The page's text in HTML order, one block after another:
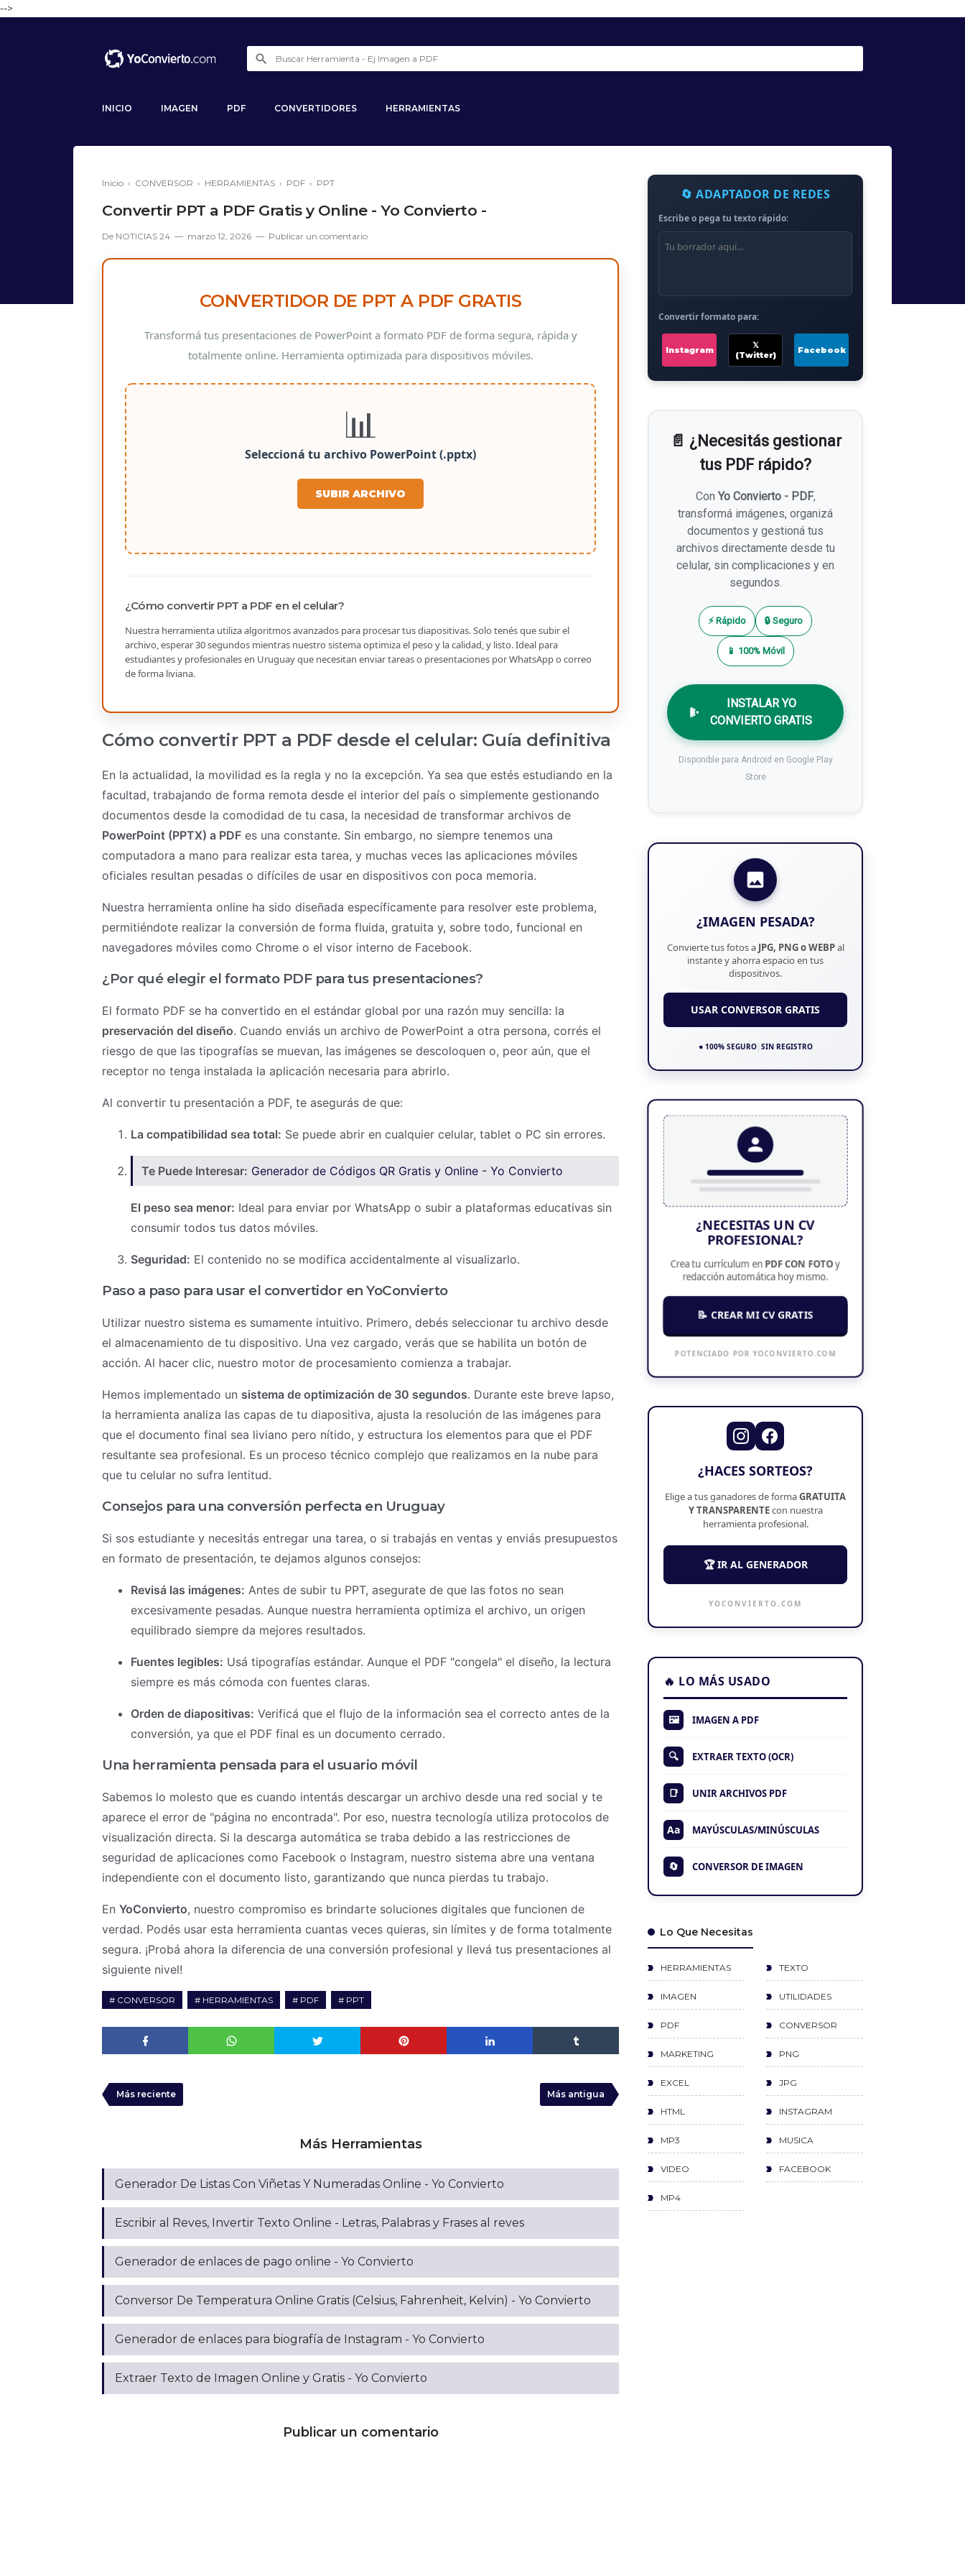
-->
INICIO IMAGEN PDF CONVERTIDORES HERRAMIENTAS
Inicio › CONVERSOR › HERRAMIENTAS › PDF › PPT
Convertir PPT a PDF Gratis y Online - Yo Convierto -
De NOTICIAS 24 marzo 12, 2026 Publicar un comentario
CONVERTIDOR DE PPT A PDF GRATIS
Transformá tus presentaciones de PowerPoint a formato PDF de forma segura, rápida y
totalmente online. Herramienta optimizada para dispositivos móviles.
📊
Seleccioná tu archivo PowerPoint (.pptx)
SUBIR ARCHIVO
¿Cómo convertir PPT a PDF en el celular?
Nuestra herramienta utiliza algoritmos avanzados para procesar tus diapositivas. Solo tenés que subir el
archivo, esperar 30 segundos mientras nuestro sistema optimiza el peso y la calidad, y listo. Ideal para
estudiantes y profesionales en Uruguay que necesitan enviar tareas o presentaciones por WhatsApp o correo
de forma liviana.
Cómo convertir PPT a PDF desde el celular: Guía definitiva
En la actualidad, la movilidad es la regla y no la excepción. Ya sea que estés estudiando en la
facultad, trabajando de forma remota desde el interior del país o simplemente gestionando
documentos desde la comodidad de tu casa, la necesidad de transformar archivos de
PowerPoint (PPTX) a PDF es una constante. Sin embargo, no siempre tenemos una
computadora a mano para realizar esta tarea, y muchas veces las aplicaciones móviles
oficiales resultan pesadas o difíciles de usar en dispositivos con poca memoria.
Nuestra herramienta online ha sido diseñada específicamente para resolver este problema,
permitiéndote realizar la conversión de forma fluida, gratuita y, sobre todo, funcional en
navegadores móviles como Chrome o el visor interno de Facebook.
¿Por qué elegir el formato PDF para tus presentaciones?
El formato PDF se ha convertido en el estándar global por una razón muy sencilla: la
preservación del diseño. Cuando enviás un archivo de PowerPoint a otra persona, corrés el
riesgo de que las tipografías se muevan, las imágenes se descoloquen o, peor aún, que el
receptor no tenga instalada la aplicación necesaria para abrirlo.
Al convertir tu presentación a PDF, te asegurás de que:
La compatibilidad sea total: Se puede abrir en cualquier celular, tablet o PC sin errores.
Te Puede Interesar: Generador de Códigos QR Gratis y Online - Yo Convierto
El peso sea menor: Ideal para enviar por WhatsApp o subir a plataformas educativas sin
consumir todos tus datos móviles.
Seguridad: El contenido no se modifica accidentalmente al visualizarlo.
Paso a paso para usar el convertidor en YoConvierto
Utilizar nuestro sistema es sumamente intuitivo. Primero, debés seleccionar tu archivo desde
el almacenamiento de tu dispositivo. Una vez cargado, verás que se habilita un botón de
acción. Al hacer clic, nuestro motor de procesamiento comienza a trabajar.
Hemos implementado un sistema de optimización de 30 segundos. Durante este breve lapso,
la herramienta analiza las capas de tu diapositiva, ajusta la resolución de las imágenes para
que el documento final sea liviano pero nítido, y estructura los elementos para que el PDF
resultante sea profesional. Es un proceso técnico complejo que realizamos en la nube para
que tu celular no sufra lentitud.
Consejos para una conversión perfecta en Uruguay
Si sos estudiante y necesitás entregar una tarea, o si trabajás en ventas y enviás presupuestos
en formato de presentación, te dejamos algunos consejos:
Revisá las imágenes: Antes de subir tu PPT, asegurate de que las fotos no sean
excesivamente pesadas. Aunque nuestra herramienta optimiza el archivo, un origen
equilibrado siempre da mejores resultados.
Fuentes legibles: Usá tipografías estándar. Aunque el PDF "congela" el diseño, la lectura
siempre es más cómoda con fuentes claras.
Orden de diapositivas: Verificá que el flujo de la información sea el correcto antes de la
conversión, ya que el PDF final es un documento cerrado.
Una herramienta pensada para el usuario móvil
Sabemos lo molesto que es cuando intentás descargar un archivo desde una red social y te
aparece el error de "página no encontrada". Por eso, nuestra tecnología utiliza protocolos de
visualización directa. Si la descarga automática se traba debido a las restricciones de
seguridad de aplicaciones como Facebook o Instagram, nuestro sistema abre una ventana
independiente con el documento listo, garantizando que nunca pierdas tu trabajo.
En YoConvierto, nuestro compromiso es brindarte soluciones digitales que funcionen de
verdad. Podés usar esta herramienta cuantas veces quieras, sin límites y de forma totalmente
segura. ¡Probá ahora la diferencia de una conversión profesional y llevá tus presentaciones al
siguiente nivel!
CONVERSOR HERRAMIENTAS PDF PPT
Más reciente Más antigua
Más Herramientas
Generador De Listas Con Viñetas Y Numeradas Online - Yo Convierto
Escribir al Reves, Invertir Texto Online - Letras, Palabras y Frases al reves
Generador de enlaces de pago online - Yo Convierto
Conversor De Temperatura Online Gratis (Celsius, Fahrenheit, Kelvin) - Yo Convierto
Generador de enlaces para biografía de Instagram - Yo Convierto
Extraer Texto de Imagen Online y Gratis - Yo Convierto
Publicar un comentario
🔄 ADAPTADOR DE REDES
Escribe o pega tu texto rápido:
Convertir formato para:
Instagram
𝕏
(Twitter)
Facebook
📄 ¿Necesitás gestionar
tus PDF rápido?
ConYo Convierto - PDF,
transformá imágenes, organizá
documentos y gestioná tus
archivos directamente desde tu
celular, sin complicaciones y en
segundos.
⚡ Rápido 🔒 Seguro
📱 100% Móvil
INSTALAR YO
CONVIERTO GRATIS
Disponible para Android en Google Play
Store
¿IMAGEN PESADA?
Convierte tus fotos a JPG, PNG o WEBPal
instante y ahorra espacio en tus
dispositivos.
USAR CONVERSOR GRATIS
● 100% SEGURO| SIN REGISTRO
¿NECESITAS UN CV
PROFESIONAL?
Crea tu currículum en PDF CON FOTOy
redacción automática hoy mismo.
📝 CREAR MI CV GRATIS
POTENCIADO POR YOCONVIERTO.COM
¿HACES SORTEOS?
Elige a tus ganadores de formaGRATUITA
Y TRANSPARENTEcon nuestra
herramienta profesional.
🏆 IR AL GENERADOR
YOCONVIERTO.COM
🔥 LO MÁS USADO
🖼️ IMAGEN A PDF
🔍 EXTRAER TEXTO (OCR)
📑 UNIR ARCHIVOS PDF
Aa MAYÚSCULAS/MINÚSCULAS
🔄 CONVERSOR DE IMAGEN
Lo Que Necesitas
HERRAMIENTAS TEXTO
IMAGEN UTILIDADES
PDF CONVERSOR
MARKETING PNG
EXCEL JPG
HTML INSTAGRAM
MP3 MUSICA
VIDEO FACEBOOK
MP4